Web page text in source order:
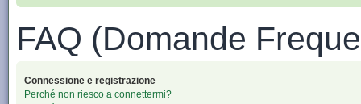
FAQ (Domande
Connessione e registrazione
Perché non riesco a connettermi?